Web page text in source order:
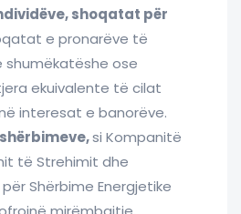
shoqatat për
e pronarëve të
shumëkatëshe ose
ekuivalente të cilat
interesat e banorëve.
si Kompanitë
të Strehimit dhe
Shërbime Energjetike